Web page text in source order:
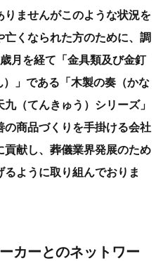
ませんがこのような状況を
くなられた方のために、調
月を経て「金具類及び金釘
」である「木製の奏（かな
（てんきゅう）シリーズ」
商品づくりを手掛ける会社
貢献し、葬儀業界発展のため
ように取り組んでおりま
カーとのネットワー